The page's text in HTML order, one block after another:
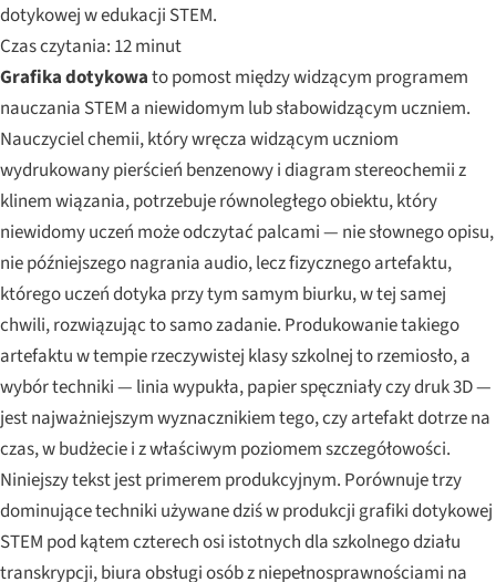
dotykowej w edukacji STEM.
Czas czytania: 12 minut
Grafika dotykowato pomost między widzącym programem
nauczania STEM a niewidomym lub słabowidzącym uczniem.
Nauczyciel chemii, który wręcza widzącym uczniom
wydrukowany pierścień benzenowy i diagram stereochemii z
klinem wiązania, potrzebuje równoległego obiektu, który
niewidomy uczeń może odczytać palcami — nie słownego opisu,
nie późniejszego nagrania audio, lecz fizycznego artefaktu,
którego uczeń dotyka przy tym samym biurku, w tej samej
chwili, rozwiązując to samo zadanie. Produkowanie takiego
artefaktu w tempie rzeczywistej klasy szkolnej to rzemiosło, a
wybór techniki — linia wypukła, papier spęczniały czy druk 3D —
jest najważniejszym wyznacznikiem tego, czy artefakt dotrze na
czas, w budżecie i z właściwym poziomem szczegółowości.
Niniejszy tekst jest primerem produkcyjnym. Porównuje trzy
dominujące techniki używane dziś w produkcji grafiki dotykowej
STEM pod kątem czterech osi istotnych dla szkolnego działu
transkrypcji, biura obsługi osób z niepełnosprawnościami na